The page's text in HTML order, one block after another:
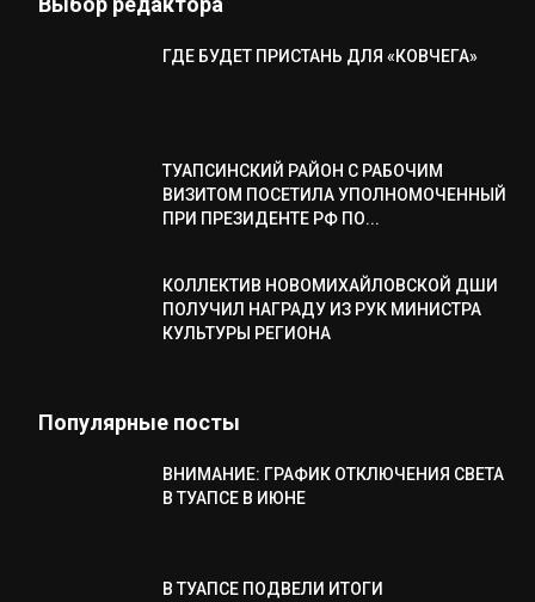
ГДЕ БУДЕТ ПРИСТАНЬ ДЛЯ «КОВЧЕГА»
ТУАПСИНСКИЙ РАЙОН С РАБОЧИМ
ВИЗИТОМ ПОСЕТИЛА УПОЛНОМОЧЕННЫЙ
ПРИ ПРЕЗИДЕНТЕ РФ ПО...
КОЛЛЕКТИВ НОВОМИХАЙЛОВСКОЙ ДШИ
ПОЛУЧИЛ НАГРАДУ ИЗ РУК МИНИСТРА
КУЛЬТУРЫ РЕГИОНА
Популярные посты
ВНИМАНИЕ: ГРАФИК ОТКЛЮЧЕНИЯ СВЕТА
В ТУАПСЕ В ИЮНЕ
В ТУАПСЕ ПОДВЕЛИ ИТОГИ